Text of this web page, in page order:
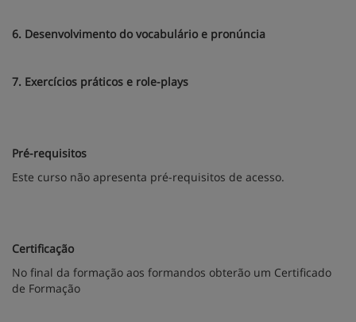
6. Desenvolvimento do vocabulário e pronúncia
7. Exercícios práticos e role-plays
Pré-requisitos
Este curso não apresenta pré-requisitos de acesso.
Certificação
No final da formação aos formandos obterão um Certificado
de Formação